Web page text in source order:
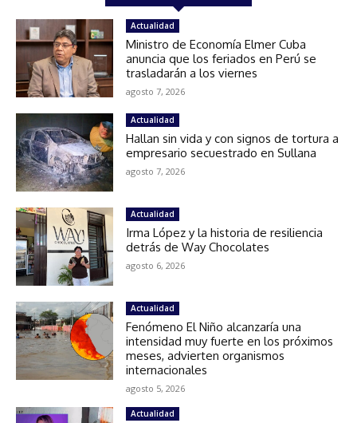
Actualidad
Ministro de Economía Elmer Cuba
anuncia que los feriados en Perú se
trasladarán a los viernes
agosto 7, 2026
Actualidad
Hallan sin vida y con signos de tortura a
empresario secuestrado en Sullana
agosto 7, 2026
Actualidad
Irma López y la historia de resiliencia
detrás de Way Chocolates
agosto 6, 2026
Actualidad
Fenómeno El Niño alcanzaría una
intensidad muy fuerte en los próximos
meses, advierten organismos
internacionales
agosto 5, 2026
Actualidad